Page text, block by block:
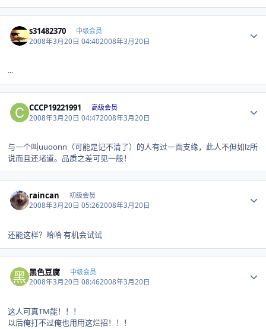
s31482370 中级会员
2008年3月20日 04:402008年3月20日
...
CCCP19221991 高级会员
2008年3月20日 04:472008年3月20日
与一个叫uuoonn（可能是记不清了）的人有过一面支缘，此人不但如lz所
说而且还堵道。品质之差可见一般！
raincan 初级会员
2008年3月20日 05:262008年3月20日
还能这样？哈哈 有机会试试
黑色豆腐 中级会员
2008年3月20日 08:462008年3月20日
这人可真TM能！！！
以后俺打不过俺也用用这烂招！！！